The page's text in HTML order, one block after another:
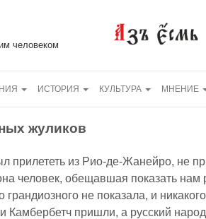
человеком
ИСТОРИЯ КУЛЬТУРА МНЕНИЕ
жуликов
прилететь из Рио-де-Жанейро, не
человек, обещавшая показать
грандиозного не показала, и
Камбербетч пришли, а русский